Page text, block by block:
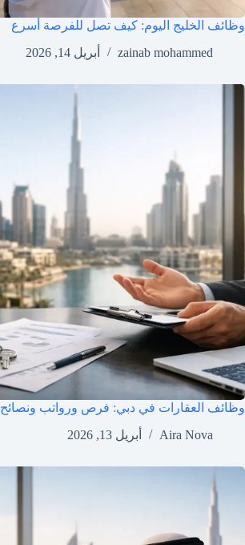
وظائف الخليج اليوم: كيف تصل للفرصة أسرع
zainab mohammed
أبريل 14, 2026
وظائف العقارات في دبي: فرص ورواتب ونصائح
Aira Nova
أبريل 13, 2026